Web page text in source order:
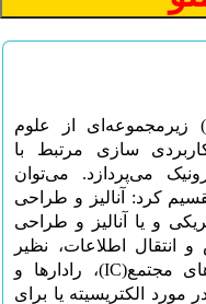
مهندسی برق (Electrical engineering) زیرمجموعه‌ای از علوم
سازی مرتبط با
می‌پردازد. می‌توان
کرد: آنالیز و طراحی
و یا آنالیز و طراحی
انتقال اطلاعات، نظیر
رایانه‌ها، سیستمهای مخابراتی، مدارهای مجتمع(IC)، رادارها و
مورد الکتریسیته یا برای